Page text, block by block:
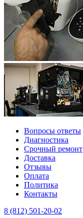
Вопросы ответы
Диагностика
Срочный ремонт
Доставка
Отзывы
Оплата
Политика
Контакты
8 (812) 501-20-02